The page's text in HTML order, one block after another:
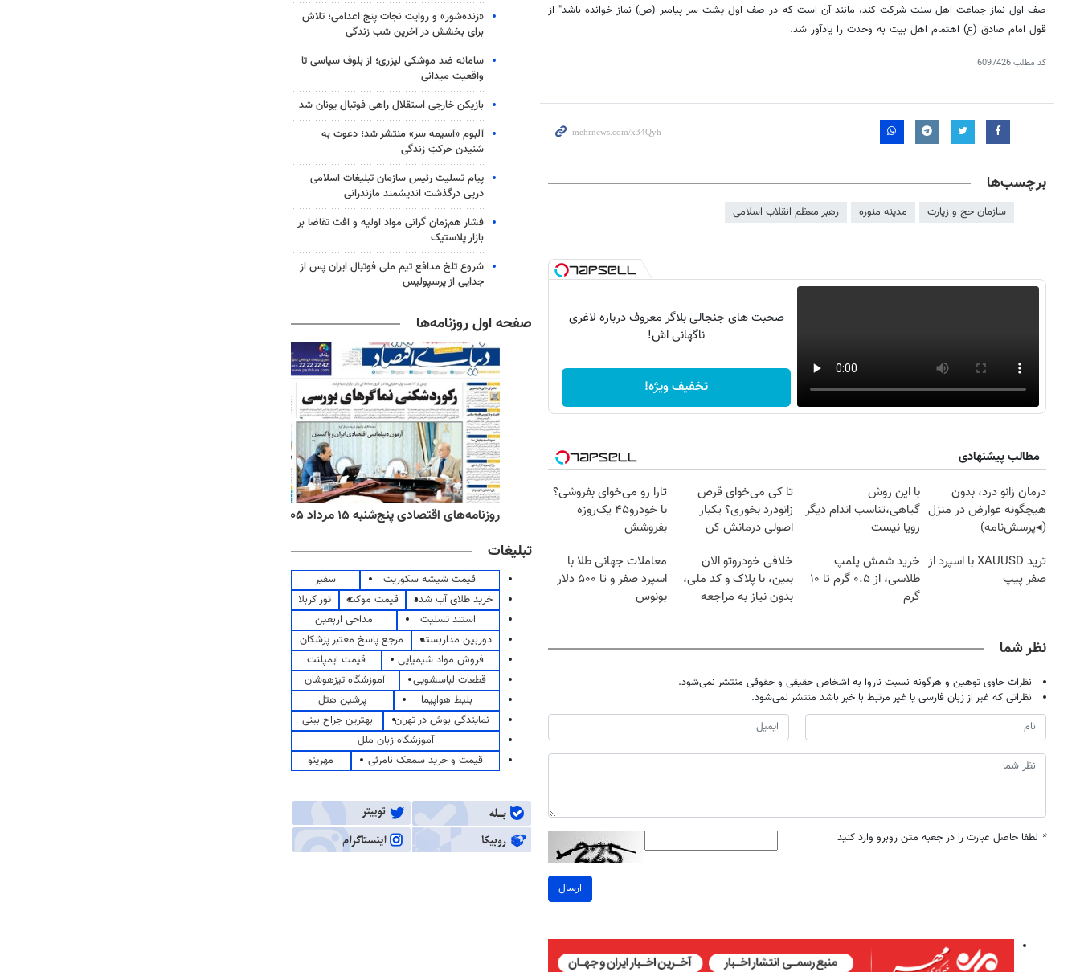
صف اول نماز جماعت اهل سنت شرکت کند، مانند آن است که در صف اول پشت سر پیامبر (ص)نماز خوانده باشد" از
قول امام صادق (ع) اهتمام اهل بیت به وحدت را یادآور شد.
کد مطلب6097426
برچسب‌ها
سازمان حج و زیارت مدینه منوره رهبر معظم انقلاب اسلامی
صحبت های جنجالی بلاگر معروف درباره لاغری
ناگهانی اش!
تخفیف ویژه!
مطالب پیشنهادی
درمان زانو درد، بدون
هیچگونه عوارض در منزل
(◂پرسش‌نامه)
با این روش
گیاهی،تناسب اندام دیگر
رویا نیست
تا کی می‌خوای قرص
زانودرد بخوری؟ یکبار
اصولی درمانش کن
تارا رو می‌خوای بفروشی؟
با خودرو۴۵ یک‌روزه
بفروشش
ترید XAUUSD با اسپرد از
صفر پیپ
خرید شمش پلمپ
طلاسی، از ۰.۵ گرم تا ۱۰
گرم
خلافی خودروتو الان
ببین، با پلاک و کد ملی،
بدون نیاز به مراجعه
معاملات جهانی طلا با
اسپرد صفر و تا ۵۰۰ دلار
بونوس
نظر شما
نظرات حاوی توهین و هرگونه نسبت ناروا به اشخاص حقیقی و حقوقی منتشر نمی‌شود.
نظراتی که غیر از زبان فارسی یا غیر مرتبط با خبر باشد منتشر نمی‌شود.
* لطفا حاصل عبارت را در جعبه متن روبرو وارد کنید
ارسال
«زنده‌شور» و روایت نجات پنج اعدامی؛ تلاش
برای بخشش در آخرین شب زندگی
سامانه ضد موشکی لیزری؛ از بلوف سیاسی تا
واقعیت میدانی
بازیکن خارجی استقلال راهی فوتبال یونان شد
آلبوم «آسیمه سر» منتشر شد؛ دعوت به
شنیدن حرکتِ زندگی
پیام تسلیت رئیس سازمان تبلیغات اسلامی
درپی درگذشت اندیشمند مازندرانی
فشار هم‌زمان گرانی مواد اولیه و افت تقاضا بر
بازار پلاستیک
شروع تلخ مدافع تیم ملی فوتبال ایران پس از
جدایی از پرسپولیس
صفحه اول روزنامه‌ها
روزنامه‌های صبح پنج‌شنبه ۱۵ مرداد ۱۴۰۵ روزنامه‌های ورزشی پنج‌شنبه ۱۵ مرداد ۱۴۰۵ روزنامه‌های اقتصادی پنج‌شنبه ۱۵ مرداد ۱۴۰۵
تبلیغات
قیمت شیشه سکوریت
سفیر
خرید طلای آب شده
قیمت موکت
تور کربلا
استند تسلیت
مداحی اربعین
دوربین مداربسته
مرجع پاسخ معتبر پزشکان
فروش مواد شیمیایی
قیمت ایمپلنت
قطعات لباسشویی
آموزشگاه تیزهوشان
بلیط هواپیما
پرشین هتل
نمایندگی بوش در تهران
بهترین جراح بینی
آموزشگاه زبان ملل
قیمت و خرید سمعک نامرئی
مهرینو